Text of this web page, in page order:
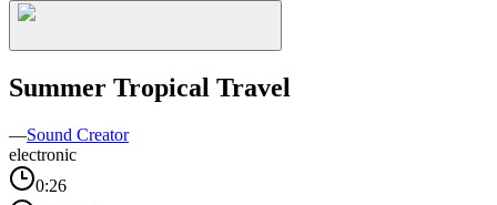
Summer Tropical Travel
—Sound Creator
electronic
0:26